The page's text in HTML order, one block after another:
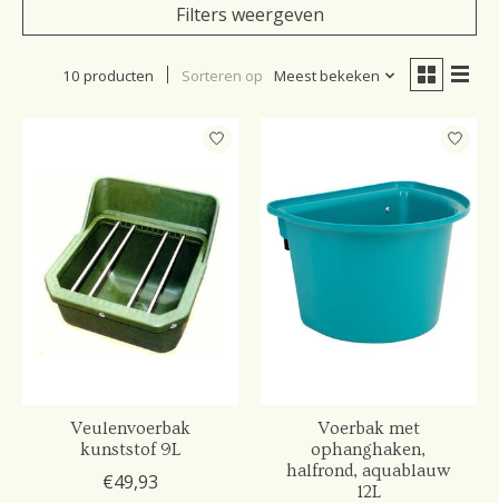
Filters weergeven
10 producten Sorteren op Meest bekeken
Veulenvoerbak
kunststof 9L
€49,93
Voerbak met
ophanghaken,
halfrond, aquablauw
12L